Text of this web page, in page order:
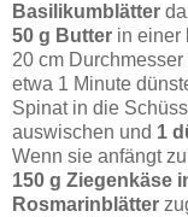
Basilikumblätter
50 g Butter in einer
20 cm Durchmesser
etwa 1 Minute
Spinat in die
auswischen und 1
Wenn sie anfängt
150 g Ziegenkäse
Rosmarinblätter